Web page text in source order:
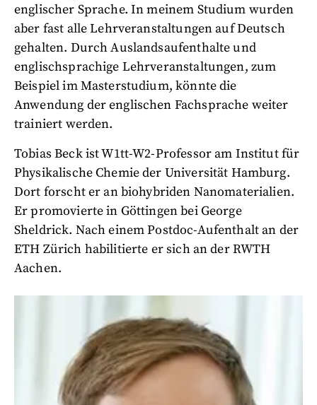
englischer Sprache. In meinem Studium wurden
aber fast alle Lehrveranstaltungen auf Deutsch
gehalten. Durch Auslandsaufenthalte und
englischsprachige Lehrveranstaltungen, zum
Beispiel im Masterstudium, könnte die
Anwendung der englischen Fachsprache weiter
trainiert werden.
Tobias Beck ist W1tt-W2-Professor am Institut für
Physikalische Chemie der Universität Hamburg.
Dort forscht er an biohybriden Nanomaterialien.
Er promovierte in Göttingen bei George
Sheldrick. Nach einem Postdoc-Aufenthalt an der
ETH Zürich habilitierte er sich an der RWTH
Aachen.